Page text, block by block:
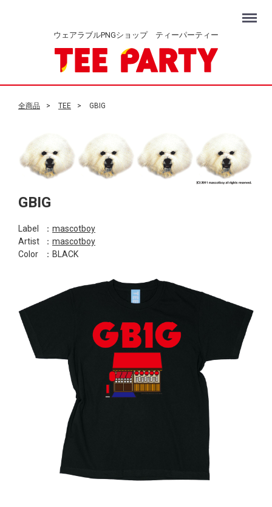
ウェアラブルPNGショップ ティーパーティー
Menu
全商品 TEE GBIG
GBIG
Label ： mascotboy
Artist
： mascotboy
Color
：BLACK